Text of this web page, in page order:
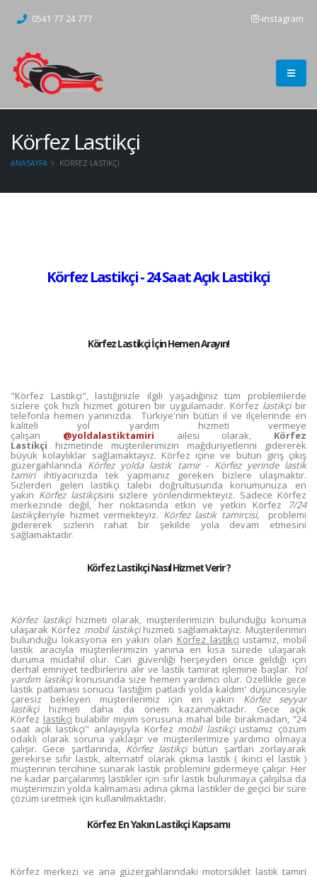
0541 77 24 777 -instagram
Körfez Lastikçi
ANASAYFA KÖRFEZ LASTIKÇI
Körfez Lastikçi - 24 Saat Açık Lastikçi
Körfez Lastikçi İçin Hemen Arayın!
"Körfez Lastikçi", lastiğinizle ilgili yaşadığınız tüm problemlerde
sizlere çok hızlı hizmet götüren bir uygulamadır. Körfez lastikçibir
telefonla hemen yanınızda. Türkiye'nin bütün il ve ilçelerinde en
kaliteli yol yardım hizmeti vermeye
çalışan @yoldalastiktamiri ailesi olarak, Körfez
Lastikçi hizmetinde müşterilerimizin mağduriyetlerini gidererek
büyük kolaylıklar sağlamaktayız. Körfez içine ve bütün giriş çıkış
güzergahlarında Körfez yolda lastik tamir- Körfez yerinde lastik
tamiriihtiyacınızda tek yapmanız gereken bizlere ulaşmaktır.
Sizlerden gelen lastikçi talebi doğrultusunda konumunuza en
yakın Körfez lastikçisini sizlere yönlendirmekteyiz. Sadece Körfez
merkezinde değil, her noktasında etkin ve yetkin Körfez 7/24
lastikçileriyle hizmet vermekteyiz. Körfez lastik tamircisi, problemi
gidererek sizlerin rahat bir şekilde yola devam etmesini
sağlamaktadır.
Körfez Lastikçi Nasıl Hizmet Verir ?
Körfez lastikçihizmeti olarak, müşterilerimizin bulunduğu konuma
ulaşarak Körfez mobil lastikçihizmeti sağlamaktayız. Müşterilerimin
bulunduğu lokasyona en yakın olan Körfez lastikçi ustamız, mobil
lastik aracıyla müşterilerimizin yanına en kısa sürede ulaşarak
duruma müdahil olur. Can güvenliği herşeyden önce geldiği için
derhal emniyet tedbirlerini alır ve lastik tamirat işlemine başlar. Yol
yardım lastikçikonusunda size hemen yardımcı olur. Özellikle gece
lastik patlaması sonucu 'lastiğim patladı yolda kaldım' düşüncesiyle
çaresiz bekleyen müşterilerimiz için en yakın Körfez seyyar
lastikçihizmeti daha da önem kazanmaktadır. Gece açık
Körfez lastikçi bulabilir miyim sorusuna mahal bile bırakmadan, "24
saat açık lastikçi" anlayışıyla Körfez mobil lastikçiustamız çözüm
odaklı olarak soruna yaklaşır ve müşterilerimize yardımcı olmaya
çalışır. Gece şartlarında,Körfez lastikçibütün şartları zorlayarak
gerekirse sıfır lastik, alternatif olarak çıkma lastik ( ikinci el lastik )
müşterinin tercihine sunarak lastik problemini gidermeye çalışır. Her
ne kadar parçalanmış lastikler için sıfır lastik bulunmaya çalışılsa da
müşterimizin yolda kalmaması adına çıkma lastikler de geçici bir süre
çözüm üretmek için kullanılmaktadır.
Körfez En Yakın Lastikçi Kapsamı
Körfez merkezi ve ana güzergahlarındaki motorsiklet lastik tamiri